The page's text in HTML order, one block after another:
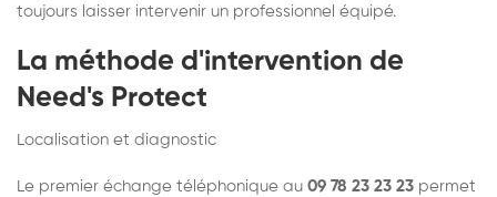
toujours laisser intervenir un professionnel équipé.
La méthode d'intervention de
Need's Protect
Localisation et diagnostic
Le premier échange téléphonique au 09 78 23 23 23 permet